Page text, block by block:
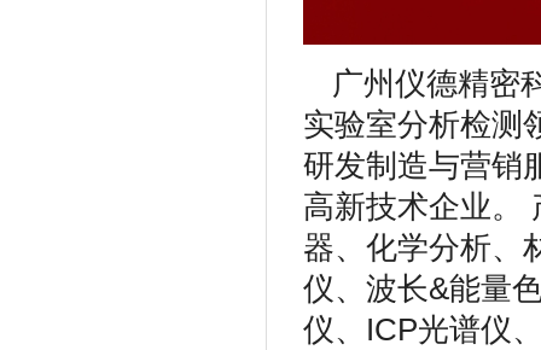
广州仪德精密
实验室分析检测
研发制造与营销
高新技术企业。
器、化学分析、
仪、波长&能量
仪、ICP光谱仪